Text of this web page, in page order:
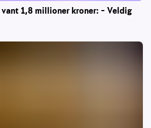
1,8 millioner kroner: – Veldig